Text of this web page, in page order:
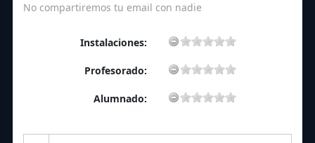
No compartiremos tu email con nadie
Instalaciones:
Profesorado:
Alumnado: